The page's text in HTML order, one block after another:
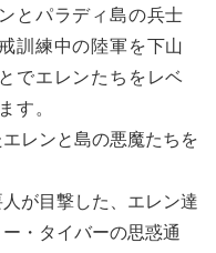
とパラディ島の兵士
訓練中の陸軍を下山
でエレンたちをレベ
す。
レンと島の悪魔たちを
が目撃した、エレン達
・タイバーの思惑通